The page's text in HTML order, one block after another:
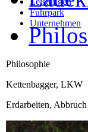
Fuhrpark
Unternehmen
Philosophie
Kettenbagger, LKW
Erdarbeiten, Abbruch